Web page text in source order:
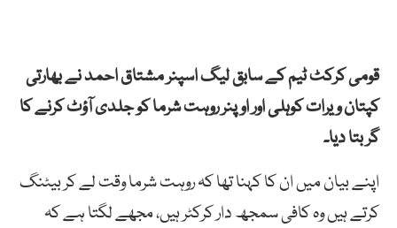
قومی کرکٹ ٹیم کے سابق لیگ اسپنر مشتاق احمد نے بھارتی
کپتان ویرات کوہلی اور اوپنر روہت شرما کو جلدی آؤٹ کرنے کا
گر بتا دیا۔
اپنے بیان میں ان کا کہنا تھا کہ روہت شرما وقت لے کر بیٹنگ
کرتے ہیں وہ کافی سمجھ دار کرکٹر ہیں، مجھے لگتا ہے کہ